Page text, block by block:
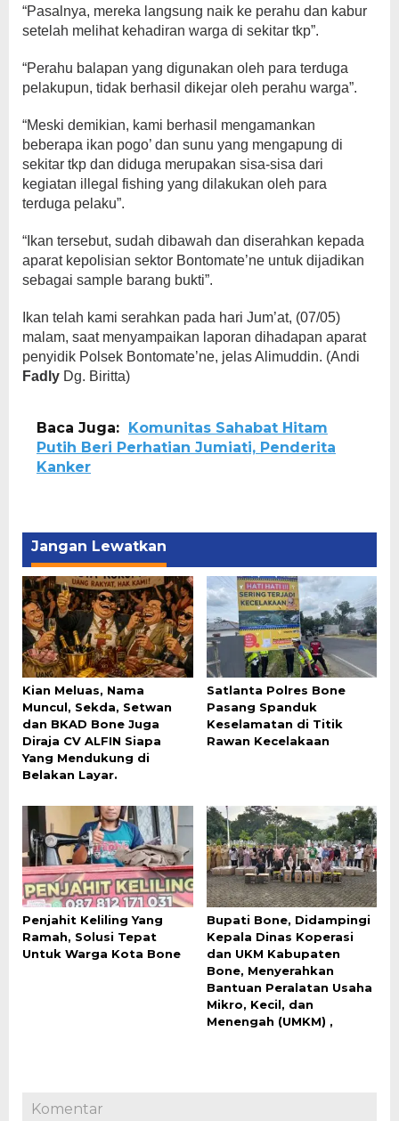
“Pasalnya, mereka langsung naik ke perahu dan kabur
setelah melihat kehadiran warga di sekitar tkp”.
“Perahu balapan yang digunakan oleh para terduga
pelakupun, tidak berhasil dikejar oleh perahu warga”.
“Meski demikian, kami berhasil mengamankan
beberapa ikan pogo’ dan sunu yang mengapung di
sekitar tkp dan diduga merupakan sisa-sisa dari
kegiatan illegal fishing yang dilakukan oleh para
terduga pelaku”.
“Ikan tersebut, sudah dibawah dan diserahkan kepada
aparat kepolisian sektor Bontomate’ne untuk dijadikan
sebagai sample barang bukti”.
Ikan telah kami serahkan pada hari Jum’at, (07/05)
malam, saat menyampaikan laporan dihadapan aparat
penyidik Polsek Bontomate’ne, jelas Alimuddin. (Andi
Fadly Dg. Biritta)
Baca Juga:
Komunitas Sahabat Hitam
Putih Beri Perhatian Jumiati, Penderita
Kanker
Jangan Lewatkan
Kian Meluas, Nama
Muncul, Sekda, Setwan
dan BKAD Bone Juga
Diraja CV ALFIN Siapa
Yang Mendukung di
Belakan Layar.
Satlanta Polres Bone
Pasang Spanduk
Keselamatan di Titik
Rawan Kecelakaan
Penjahit Keliling Yang
Ramah, Solusi Tepat
Untuk Warga Kota Bone
Bupati Bone, Didampingi
Kepala Dinas Koperasi
dan UKM Kabupaten
Bone, Menyerahkan
Bantuan Peralatan Usaha
Mikro, Kecil, dan
Menengah (UMKM) ,
Komentar